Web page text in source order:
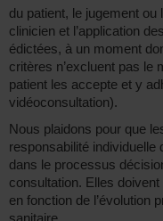
du patient, le jugement
clinicien et l’application
édictées, à un moment
critères n’excluent pas le
patient les accepte et y
vidéoconsultation).
Nous plaidons pour que
responsabilité individuelle
dans le processus
consultation. Elles
en fonction de l’évolution